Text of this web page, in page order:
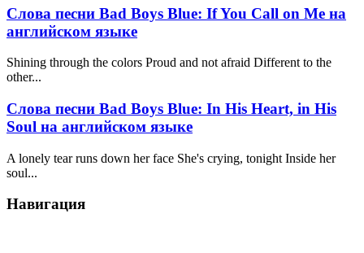
Слова песни Bad Boys Blue: If You Call on Me на
английском языке
Shining through the colors Proud and not afraid Different to the
other...
Слова песни Bad Boys Blue: In His Heart, in His
Soul на английском языке
A lonely tear runs down her face She's crying, tonight Inside her
soul...
Навигация